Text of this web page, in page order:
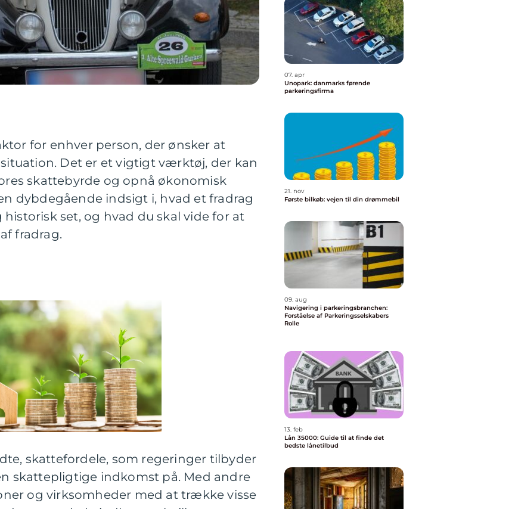
for enhver person, der ønsker at
Det er et vigtigt værktøj, der kan
skattebyrde og opnå økonomisk
dybdegående indsigt i, hvad et fradrag
set, og hvad du skal vide for at
fradrag.
skattefordele, som regeringer tilbyder
skattepligtige indkomst på. Med andre
og virksomheder med at trække visse
07. apr
Unopark: danmarks førende
parkeringsfirma
21. nov
Første bilkøb: vejen til din drømmebil
09. aug
Navigering i parkeringsbranchen:
Forståelse af Parkeringsselskabers
Rolle
13. feb
Lån 35000: Guide til at finde det
bedste lånetilbud